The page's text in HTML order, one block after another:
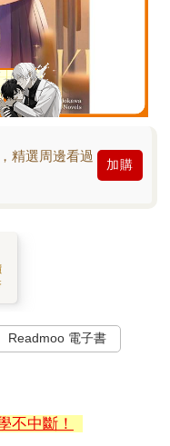
精選周邊看過
加購
Readmoo 電子書
不中斷！